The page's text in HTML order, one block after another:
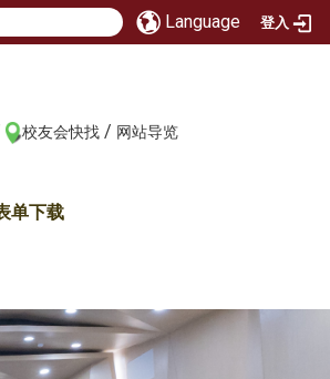
Language 登入
校友会快找 / 网站导览
单下载